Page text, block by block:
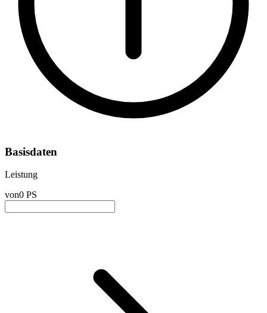
Basisdaten
Leistung
von0 PS